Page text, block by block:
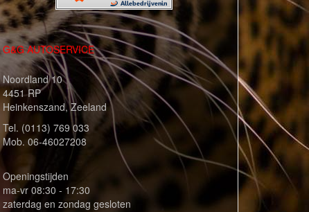
G&G AUTOSERVICE
Noordland 10
4451 RP
Heinkenszand, Zeeland
Tel. (0113) 769 033
Mob. 06-46027208
Openingstijden
ma-vr 08:30 - 17:30
zaterdag en zondag gesloten